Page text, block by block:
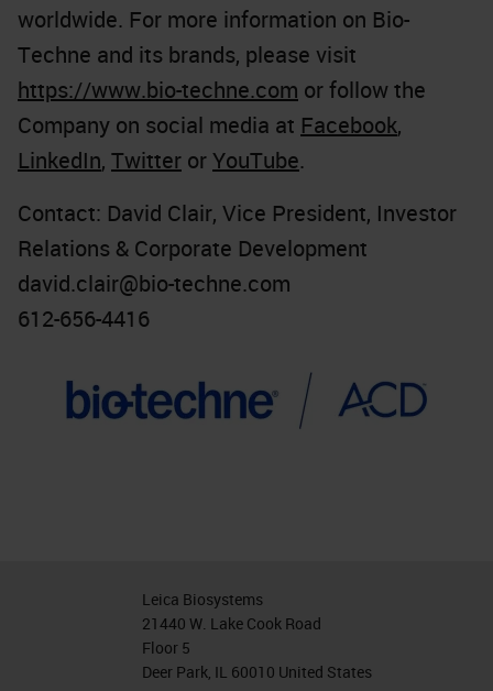
worldwide. For more information on Bio-
Techne and its brands, please visit
https://www.bio-techne.com or follow the
Company on social media at Facebook,
LinkedIn, Twitter orYouTube.
Contact: David Clair, Vice President, Investor
Relations & Corporate Development
david.clair@bio-techne.com
612-656-4416
Leica Biosystems
21440 W. Lake Cook Road
Floor 5
Deer Park, IL 60010 United States